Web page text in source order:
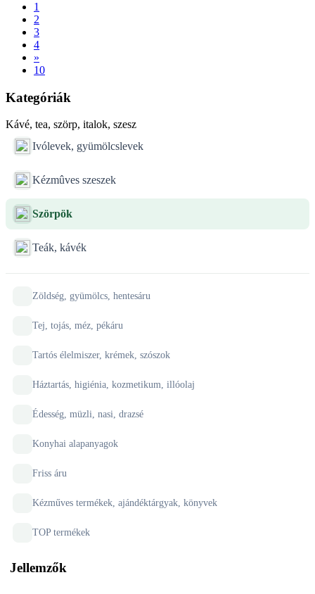
1
2
3
4
»
10
Kategóriák
Kávé, tea, szörp, italok, szesz
Ivólevek, gyümölcslevek
Kézmûves szeszek
Szörpök
Teák, kávék
Zöldség, gyümölcs, hentesáru
Tej, tojás, méz, pékáru
Tartós élelmiszer, krémek, szószok
Háztartás, higiénia, kozmetikum, illóolaj
Édesség, müzli, nasi, drazsé
Konyhai alapanyagok
Friss áru
Kézműves termékek, ajándéktárgyak, könyvek
TOP termékek
Jellemzők